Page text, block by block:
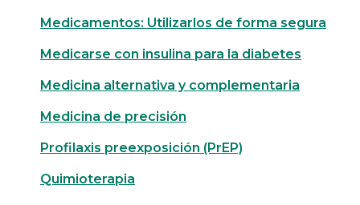
Medicamentos: Utilizarlos de forma segura
Medicarse con insulina para la diabetes
Medicina alternativa y complementaria
Medicina de precisión
Profilaxis preexposición (PrEP)
Quimioterapia